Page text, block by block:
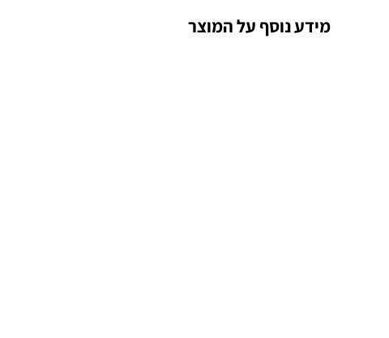
מידע נוסף על המוצר